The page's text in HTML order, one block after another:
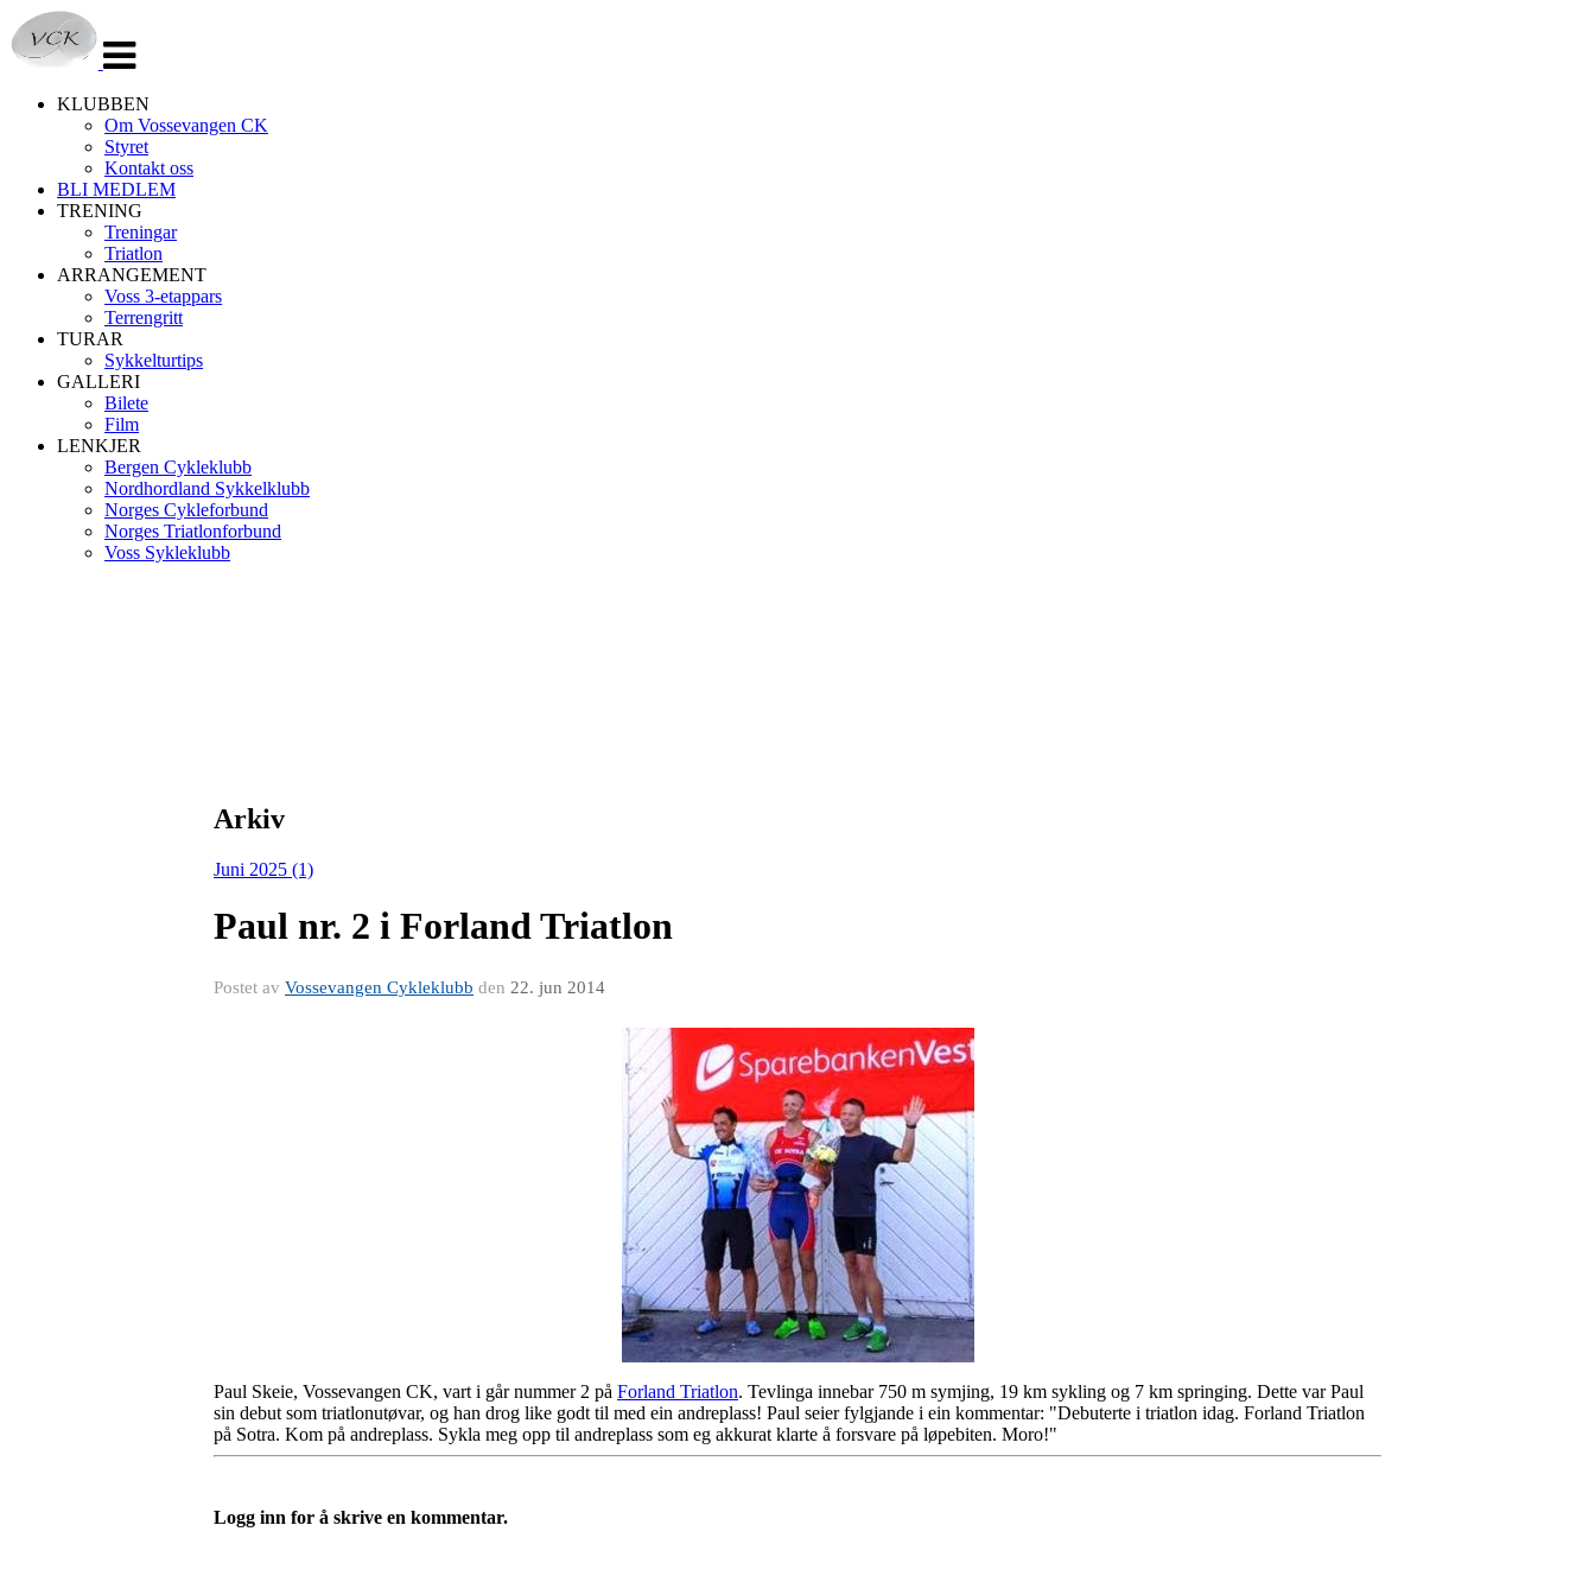
navigasjon
KLUBBEN
Om Vossevangen CK
Styret
Kontakt oss
BLI MEDLEM
TRENING
Treningar
Triatlon
ARRANGEMENT
Voss 3-etappars
Terrengritt
TURAR
Sykkelturtips
GALLERI
Bilete
Film
LENKJER
Bergen Cykleklubb
Nordhordland Sykkelklubb
Norges Cykleforbund
Norges Triatlonforbund
Voss Sykleklubb
Arkiv
Juni 2025 (1)
Paul nr. 2 i Forland Triatlon
Postet av Vossevangen Cykleklubb den 22. jun 2014
Paul Skeie, Vossevangen CK, vart i går nummer 2 på Forland Triatlon. Tevlinga innebar 750 m symjing, 19 km sykling og 7 km springing. Dette var Paul
sin debut som triatlonutøvar, og han drog like godt til med ein andreplass! Paul seier fylgjande i ein kommentar: "Debuterte i triatlon idag. Forland Triatlon
på Sotra. Kom på andreplass. Sykla meg opp til andreplass som eg akkurat klarte å forsvare på løpebiten. Moro!"
Logg inn for å skrive en kommentar.